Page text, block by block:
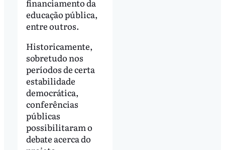
financiamento da
educação pública,
entre outros.
Historicamente,
sobretudo nos
períodos de certa
estabilidade
democrática,
conferências
públicas
possibilitaram o
debate acerca do